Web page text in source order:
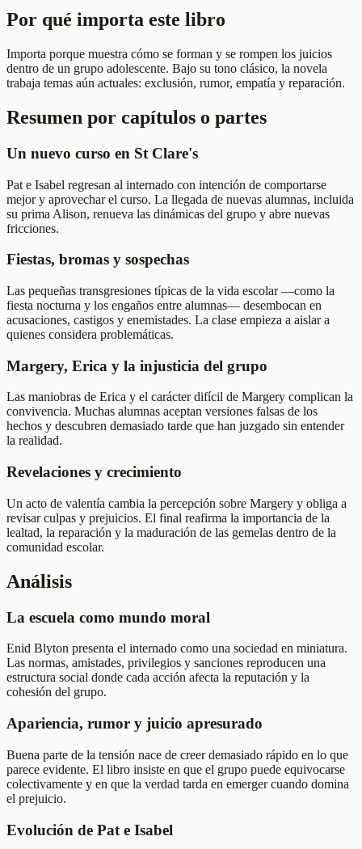
Por qué importa este libro
Importa porque muestra cómo se forman y se rompen los juicios
dentro de un grupo adolescente. Bajo su tono clásico, la novela
trabaja temas aún actuales: exclusión, rumor, empatía y reparación.
Resumen por capítulos o partes
Un nuevo curso en St Clare's
Pat e Isabel regresan al internado con intención de comportarse
mejor y aprovechar el curso. La llegada de nuevas alumnas, incluida
su prima Alison, renueva las dinámicas del grupo y abre nuevas
fricciones.
Fiestas, bromas y sospechas
Las pequeñas transgresiones típicas de la vida escolar —como la
fiesta nocturna y los engaños entre alumnas— desembocan en
acusaciones, castigos y enemistades. La clase empieza a aislar a
quienes considera problemáticas.
Margery, Erica y la injusticia del grupo
Las maniobras de Erica y el carácter difícil de Margery complican la
convivencia. Muchas alumnas aceptan versiones falsas de los
hechos y descubren demasiado tarde que han juzgado sin entender
la realidad.
Revelaciones y crecimiento
Un acto de valentía cambia la percepción sobre Margery y obliga a
revisar culpas y prejuicios. El final reafirma la importancia de la
lealtad, la reparación y la maduración de las gemelas dentro de la
comunidad escolar.
Análisis
La escuela como mundo moral
Enid Blyton presenta el internado como una sociedad en miniatura.
Las normas, amistades, privilegios y sanciones reproducen una
estructura social donde cada acción afecta la reputación y la
cohesión del grupo.
Apariencia, rumor y juicio apresurado
Buena parte de la tensión nace de creer demasiado rápido en lo que
parece evidente. El libro insiste en que el grupo puede equivocarse
colectivamente y en que la verdad tarda en emerger cuando domina
el prejuicio.
Evolución de Pat e Isabel